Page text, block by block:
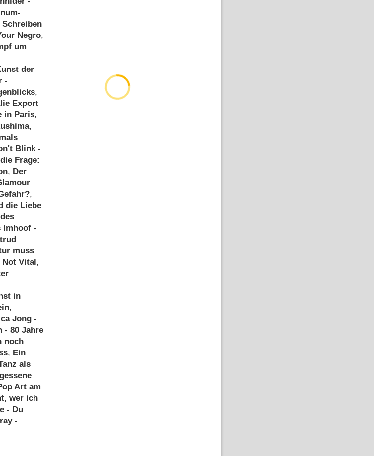
Schreiben
Negro,
um
der
-
,
Export
in Paris,
,
Blink -
Frage:
, Der
,
die Liebe
Imhoof -
muss
Not Vital ,
in
,
Jong -
- 80 Jahre
noch
, Ein
als
Art am
wer ich
- Du
-